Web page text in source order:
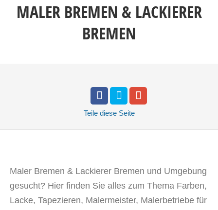
MALER BREMEN & LACKIERER
BREMEN
Teile diese Seite
Maler Bremen & Lackierer Bremen und Umgebung
gesucht? Hier finden Sie alles zum Thema Farben,
Lacke, Tapezieren, Malermeister, Malerbetriebe für